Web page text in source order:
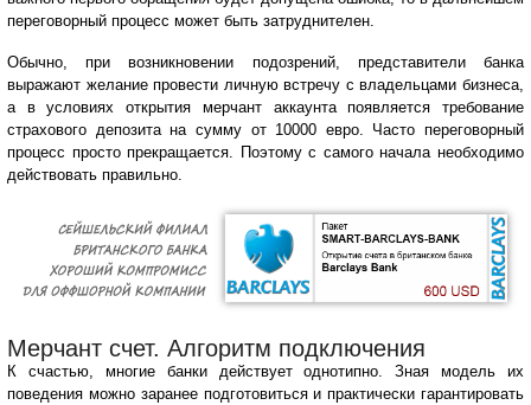
переговорный процесс может быть затруднителен.
Обычно, при возникновении подозрений, представители банка
выражают желание провести личную встречу с владельцами бизнеса,
а в условиях открытия мерчант аккаунта появляется требование
страхового депозита на сумму от 10000 евро. Часто переговорный
процесс просто прекращается. Поэтому с самого начала необходимо
действовать правильно.
Мерчант счет. Алгоритм подключения
К счастью, многие банки действует однотипно. Зная модель их
поведения можно заранее подготовиться и практически гарантировать